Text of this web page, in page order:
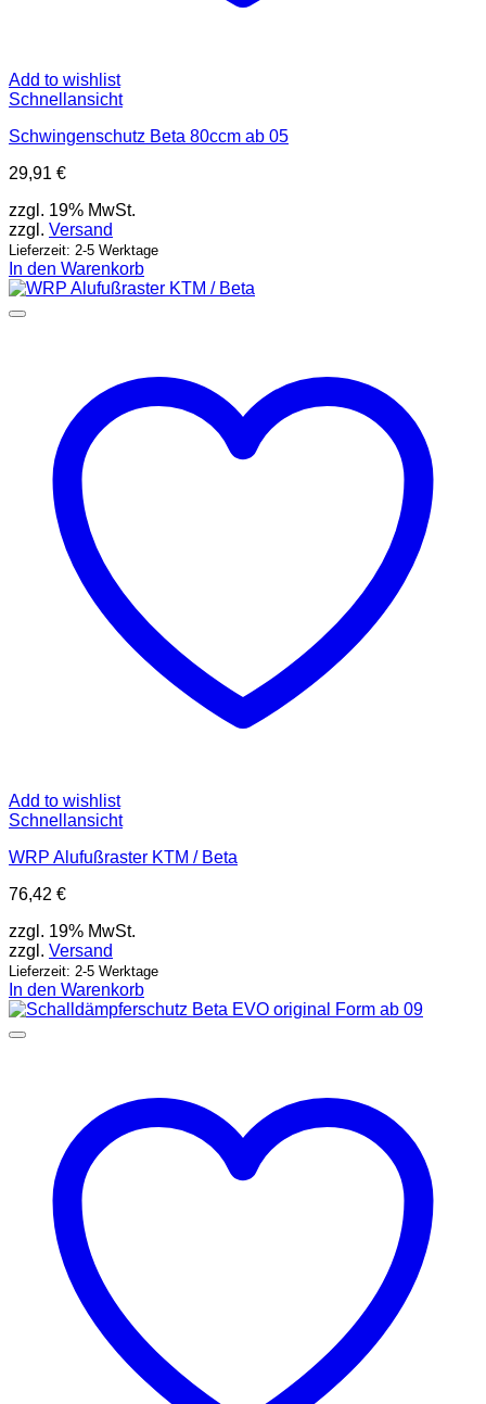
Add to wishlist
Schnellansicht
Schwingenschutz Beta 80ccm ab 05
29,91 €
zzgl. 19% MwSt.
zzgl. Versand
Lieferzeit: 2-5 Werktage
In den Warenkorb
Add to wishlist
Schnellansicht
WRP Alufußraster KTM / Beta
76,42 €
zzgl. 19% MwSt.
zzgl. Versand
Lieferzeit: 2-5 Werktage
In den Warenkorb